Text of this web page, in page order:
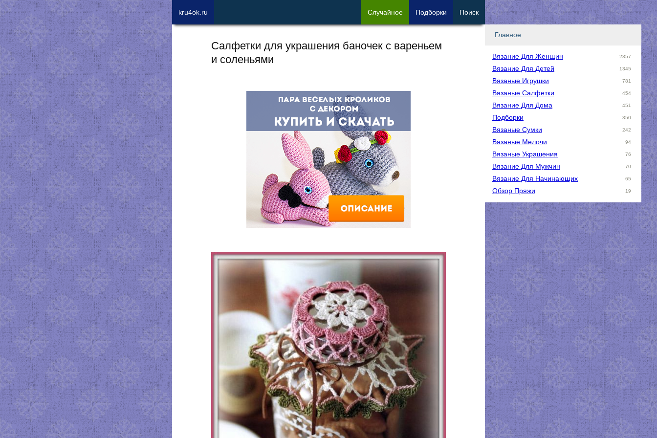
Салфетки для украшения баночек с вареньем
и соленьями
Главное
Вязание Для Женщин 2357
Вязание Для Детей 1345
Вязаные Игрушки 781
Вязаные Салфетки 454
Вязание Для Дома 451
Подборки 350
Вязаные Сумки 242
Вязаные Мелочи 94
Вязаные Украшения 76
Вязание Для Мужчин 70
Вязание Для Начинающих 65
Обзор Пряжи 19
kru4ok.ru Случайное Подборки Поиск